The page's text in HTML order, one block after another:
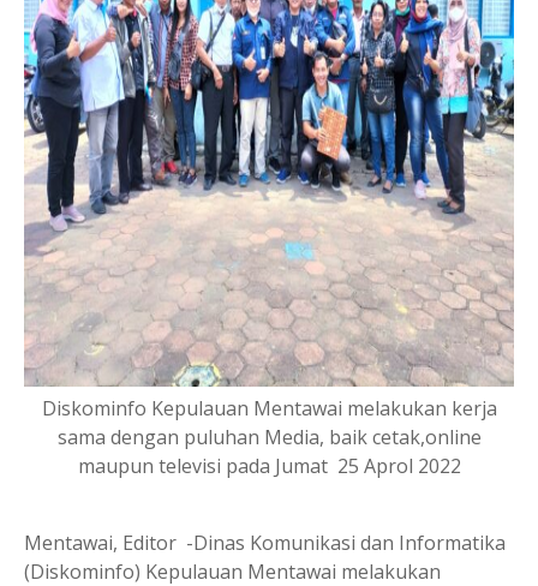
Diskominfo Kepulauan Mentawai melakukan kerja
sama dengan puluhan Media, baik cetak,online
maupun televisi pada Jumat 25 Aprol 2022
Mentawai, Editor -Dinas Komunikasi dan Informatika
(Diskominfo) Kepulauan Mentawai melakukan